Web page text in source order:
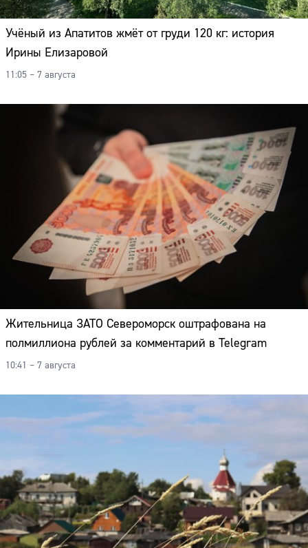
Учёный из Апатитов жмёт от груди 120 кг: история
Ирины Елизаровой
11:05 – 7 августа
Жительница ЗАТО Североморск оштрафована на
полмиллиона рублей за комментарий в Telegram
10:41 – 7 августа
Сайт: